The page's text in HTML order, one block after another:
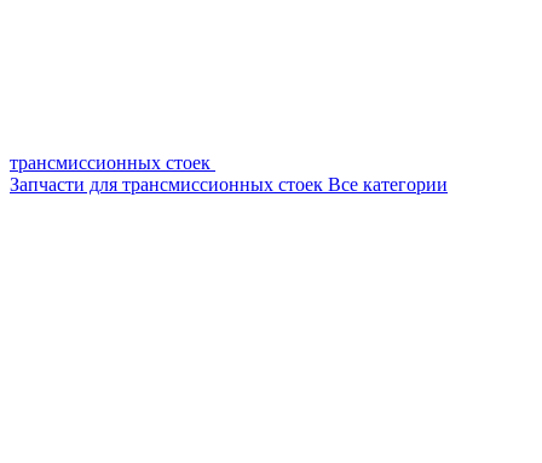
трансмиссионных стоек
Запчасти для трансмиссионных стоек Все категории